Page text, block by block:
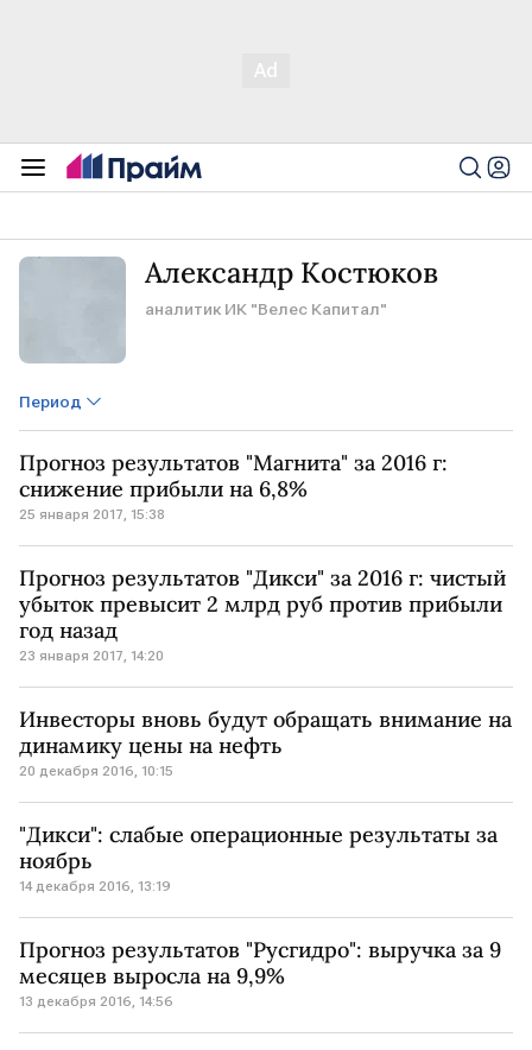
Александр Костюков
аналитик ИК "Велес Капитал"
Период
Прогноз результатов "Магнита" за 2016 г:
снижение прибыли на 6,8%
25 января 2017, 15:38
Прогноз результатов "Дикси" за 2016 г: чистый
убыток превысит 2 млрд руб против прибыли
год назад
23 января 2017, 14:20
Инвесторы вновь будут обращать внимание на
динамику цены на нефть
20 декабря 2016, 10:15
"Дикси": слабые операционные результаты за
ноябрь
14 декабря 2016, 13:19
Прогноз результатов "Русгидро": выручка за 9
месяцев выросла на 9,9%
13 декабря 2016, 14:56